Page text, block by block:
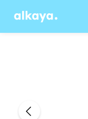
springen